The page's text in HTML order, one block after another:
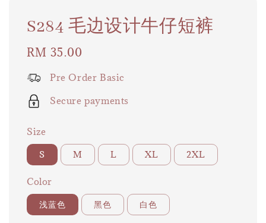
S284 毛边设计牛仔短裤
Regular
RM 35.00
Pre Order Basic
Secure payments
Size
S M L XL 2XL
Color
浅蓝色 黑色 白色